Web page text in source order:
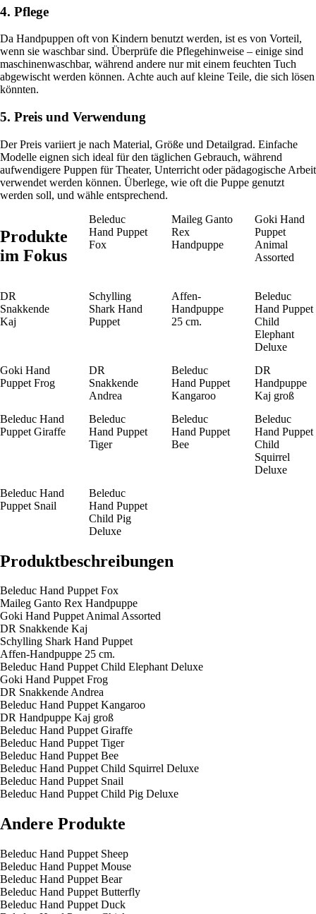
4. Pflege
Da Handpuppen oft von Kindern benutzt werden, ist es von Vorteil,
wenn sie waschbar sind. Überprüfe die Pflegehinweise – einige sind
maschinenwaschbar, während andere nur mit einem feuchten Tuch
abgewischt werden können. Achte auch auf kleine Teile, die sich lösen
könnten.
5. Preis und Verwendung
Der Preis variiert je nach Material, Größe und Detailgrad. Einfache
Modelle eignen sich ideal für den täglichen Gebrauch, während
aufwendigere Puppen für Theater, Unterricht oder pädagogische Arbeit
verwendet werden können. Überlege, wie oft die Puppe genutzt
werden soll, und wähle entsprechend.
Produkte
im Fokus
Beleduc
Hand Puppet
Fox
Maileg Ganto
Rex
Handpuppe
Goki Hand
Puppet
Animal
Assorted
DR
Snakkende
Kaj
Schylling
Shark Hand
Puppet
Affen-
Handpuppe
25 cm.
Beleduc
Hand Puppet
Child
Elephant
Deluxe
Goki Hand
Puppet Frog
DR
Snakkende
Andrea
Beleduc
Hand Puppet
Kangaroo
DR
Handpuppe
Kaj groß
Beleduc Hand
Puppet Giraffe
Beleduc
Hand Puppet
Tiger
Beleduc
Hand Puppet
Bee
Beleduc
Hand Puppet
Child
Squirrel
Deluxe
Beleduc Hand
Puppet Snail
Beleduc
Hand Puppet
Child Pig
Deluxe
Produktbeschreibungen
Beleduc Hand Puppet Fox
Maileg Ganto Rex Handpuppe
Goki Hand Puppet Animal Assorted
DR Snakkende Kaj
Schylling Shark Hand Puppet
Affen-Handpuppe 25 cm.
Beleduc Hand Puppet Child Elephant Deluxe
Goki Hand Puppet Frog
DR Snakkende Andrea
Beleduc Hand Puppet Kangaroo
DR Handpuppe Kaj groß
Beleduc Hand Puppet Giraffe
Beleduc Hand Puppet Tiger
Beleduc Hand Puppet Bee
Beleduc Hand Puppet Child Squirrel Deluxe
Beleduc Hand Puppet Snail
Beleduc Hand Puppet Child Pig Deluxe
Andere Produkte
Beleduc Hand Puppet Sheep
Beleduc Hand Puppet Mouse
Beleduc Hand Puppet Bear
Beleduc Hand Puppet Butterfly
Beleduc Hand Puppet Duck